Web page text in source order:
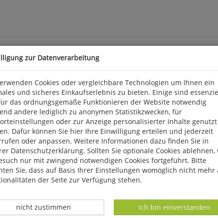
Wer mehr über sie erfahren will, findet in diesem
deren Merkmale und Verbreitung, sondern auch die
Buch einen erfolgreichen Zugang zu dieser spannenden
ca. 600 farb. Abb., geb., 12 x 19 cm. Best.-Nr. 494-01633
56291 Wiebelsheim, kontakt@quelle-meyer.de
zur Datenverarbeitung
Cookies oder vergleichbare Technologien um Ihnen ein
und sicheres Einkaufserlebnis zu bieten. Einige sind
das ordnungsgemäße Funktionieren der Website notwendig
andere lediglich zu anonymen Statistikzwecken, für
oder zur Anzeige personalisierter Inhalte genutzt
Dafür können Sie hier Ihre Einwilligung erteilen und jederzeit
oder anpassen. Weitere Informationen dazu finden Sie in
Datenschutzerklärung. Sollten Sie optionale Cookies ablehnen,
nur mit zwingend notwendigen Cookies fortgeführt. Bitte
Sie, dass auf Basis Ihrer Einstellungen womöglich nicht mehr
der Seite zur Verfügung stehen.
Datenverarbeitung -
Ich bin einverstanden
Datenverarbeitung -
nicht zustimmen